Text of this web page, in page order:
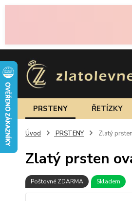
PRSTENY ŘETÍZKY
Úvod PRSTENY Zlatý
Zlatý prsten
Poštovné ZDARMA Skladem